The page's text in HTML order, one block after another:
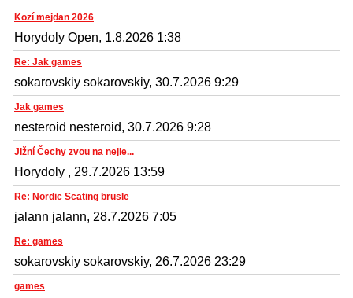
Kozí mejdan 2026
Horydoly Open, 1.8.2026 1:38
Re: Jak games
sokarovskiy sokarovskiy, 30.7.2026 9:29
Jak games
nesteroid nesteroid, 30.7.2026 9:28
Jižní Čechy zvou na nejle...
Horydoly , 29.7.2026 13:59
Re: Nordic Scating brusle
jalann jalann, 28.7.2026 7:05
Re: games
sokarovskiy sokarovskiy, 26.7.2026 23:29
games